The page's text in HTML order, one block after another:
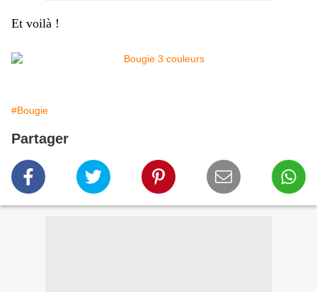
Et voilà !
#Bougie
Partager